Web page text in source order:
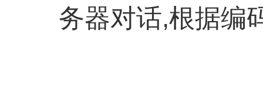
务器对话,根据编